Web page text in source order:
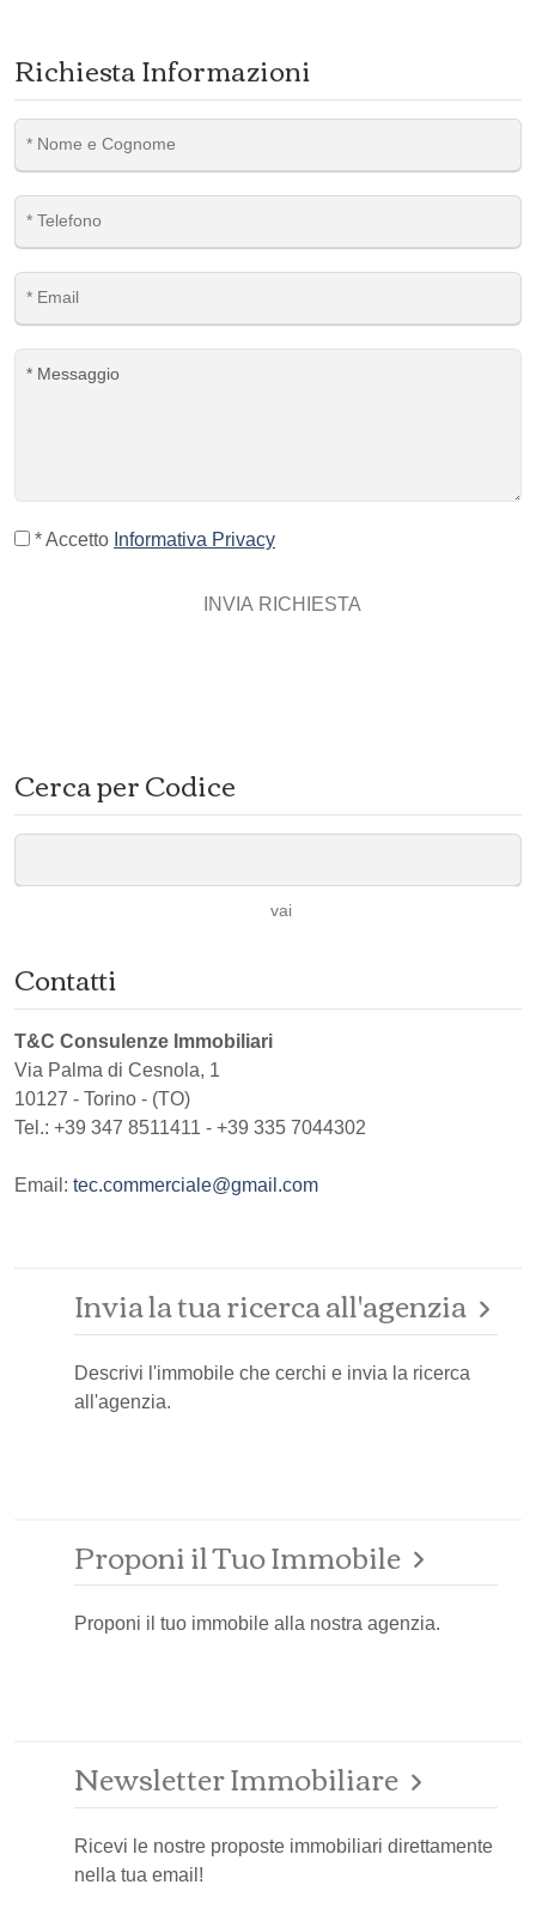
Richiesta Informazioni
* Accetto Informativa Privacy
INVIA RICHIESTA
Cerca per Codice
vai
Contatti
T&C Consulenze Immobiliari
Via Palma di Cesnola, 1
10127 - Torino - (TO)
Tel.: +39 347 8511411 - +39 335 7044302
Email: tec.commerciale@gmail.com
Invia la tua ricerca all'agenzia
Descrivi l'immobile che cerchi e invia la ricerca
all'agenzia.
Proponi il Tuo Immobile
Proponi il tuo immobile alla nostra agenzia.
Newsletter Immobiliare
Ricevi le nostre proposte immobiliari direttamente
nella tua email!